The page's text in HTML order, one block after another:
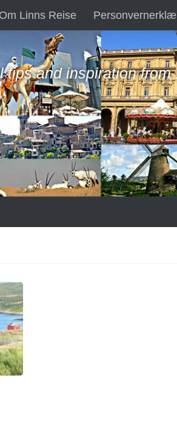
Om Linns Reise
tips and inspiration from